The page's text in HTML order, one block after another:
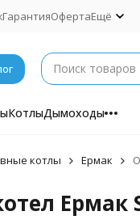
ГарантияОфертаЕщё
КотлыДымоходы
котлы Ермак
Ермак